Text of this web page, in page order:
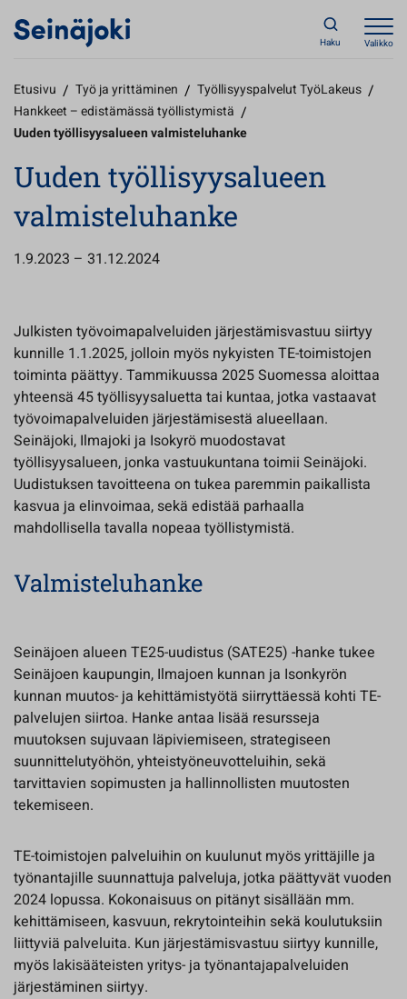
Haku Valikko
Etusivu / Työ ja yrittäminen / Työllisyyspalvelut TyöLakeus /
Hankkeet – edistämässä työllistymistä /
Uuden työllisyysalueen valmisteluhanke
Uuden työllisyysalueen
valmisteluhanke
1.9.2023 – 31.12.2024
Julkisten työvoimapalveluiden järjestämisvastuu siirtyy
kunnille 1.1.2025, jolloin myös nykyisten TE-toimistojen
toiminta päättyy. Tammikuussa 2025 Suomessa aloittaa
yhteensä 45 työllisyysaluetta tai kuntaa, jotka vastaavat
työvoimapalveluiden järjestämisestä alueellaan.
Seinäjoki, Ilmajoki ja Isokyrö muodostavat
työllisyysalueen, jonka vastuukuntana toimii Seinäjoki.
Uudistuksen tavoitteena on tukea paremmin paikallista
kasvua ja elinvoimaa, sekä edistää parhaalla
mahdollisella tavalla nopeaa työllistymistä.
Valmisteluhanke
Seinäjoen alueen TE25-uudistus (SATE25) -hanke tukee
Seinäjoen kaupungin, Ilmajoen kunnan ja Isonkyrön
kunnan muutos- ja kehittämistyötä siirryttäessä kohti TE-
palvelujen siirtoa. Hanke antaa lisää resursseja
muutoksen sujuvaan läpiviemiseen, strategiseen
suunnittelutyöhön, yhteistyöneuvotteluihin, sekä
tarvittavien sopimusten ja hallinnollisten muutosten
tekemiseen.
TE-toimistojen palveluihin on kuulunut myös yrittäjille ja
työnantajille suunnattuja palveluja, jotka päättyvät vuoden
2024 lopussa. Kokonaisuus on pitänyt sisällään mm.
kehittämiseen, kasvuun, rekrytointeihin sekä koulutuksiin
liittyviä palveluita. Kun järjestämisvastuu siirtyy kunnille,
myös lakisääteisten yritys- ja työnantajapalveluiden
järjestäminen siirtyy.